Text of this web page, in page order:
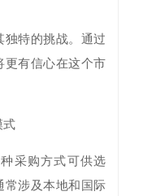
特的挑战。通过
更有信心在这个市
式
采购方式可供选
常涉及本地和国际